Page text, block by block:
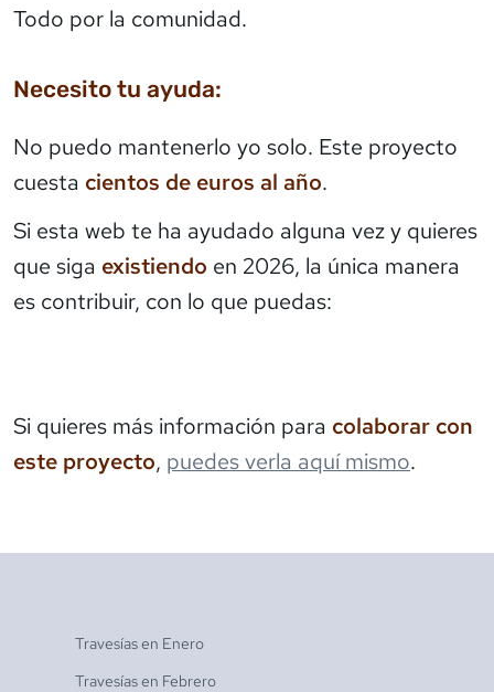
Todo por la comunidad.
Necesito tu ayuda:
No puedo mantenerlo yo solo. Este proyecto
cuesta cientos de euros al año.
Si esta web te ha ayudado alguna vez y quieres
que siga existiendo en 2026, la única manera
es contribuir, con lo que puedas:
Si quieres más información para colaborar con
este proyecto, puedes verla aquí mismo.
Travesías en Enero
Travesías en Febrero